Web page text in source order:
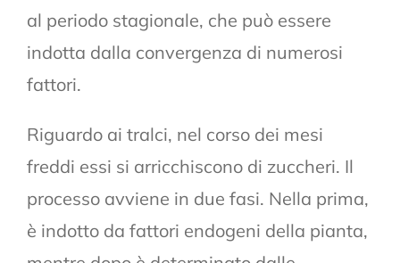
al periodo stagionale, che può essere
indotta dalla convergenza di numerosi
fattori.
Riguardo ai tralci, nel corso dei mesi
freddi essi si arricchiscono di zuccheri. Il
processo avviene in due fasi. Nella prima,
è indotto da fattori endogeni della pianta,